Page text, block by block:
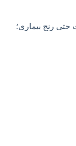
رنج بیماری؛